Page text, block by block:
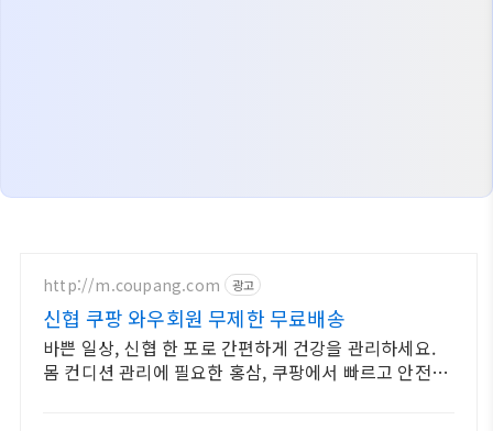
http://m.coupang.com 광고
신협 쿠팡 와우회원 무제한 무료배송
바쁜 일상, 신협 한 포로 간편하게 건강을 관리하세요.
몸 컨디션 관리에 필요한 홍삼, 쿠팡에서 빠르고 안전하